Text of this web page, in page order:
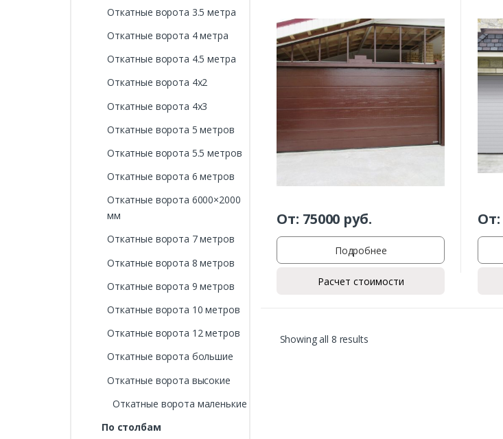
Заказать
Ваше имя*
От: 75000 руб.
Подробнее
Расчет стоимости
От:
Showing all 8 results
Откатные ворота 3.5 метра
Откатные ворота 4 метра
Откатные ворота 4.5 метра
Откатные ворота 4х2
Откатные ворота 4х3
Откатные ворота 5 метров
Откатные ворота 5.5 метров
Откатные ворота 6 метров
Откатные ворота 6000×2000
мм
Откатные ворота 7 метров
Откатные ворота 8 метров
Откатные ворота 9 метров
Откатные ворота 10 метров
Откатные ворота 12 метров
Откатные ворота большие
Откатные ворота высокие
Откатные ворота маленькие
По столбам